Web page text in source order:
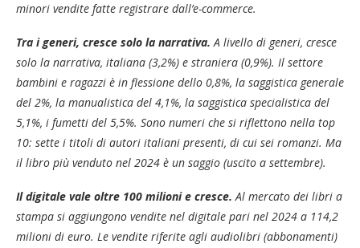
minori vendite fatte registrare dall’e-commerce.
Tra i generi, cresce solo la narrativa. A livello di generi, cresce
solo la narrativa, italiana (3,2%) e straniera (0,9%). Il settore
bambini e ragazzi è in flessione dello 0,8%, la saggistica generale
del 2%, la manualistica del 4,1%, la saggistica specialistica del
5,1%, i fumetti del 5,5%. Sono numeri che si riflettono nella top
10: sette i titoli di autori italiani presenti, di cui sei romanzi. Ma
il libro più venduto nel 2024 è un saggio (uscito a settembre).
Il digitale vale oltre 100 milioni e cresce. Al mercato dei libri a
stampa si aggiungono vendite nel digitale pari nel 2024 a 114,2
milioni di euro. Le vendite riferite agli audiolibri (abbonamenti)